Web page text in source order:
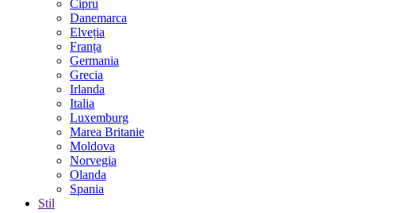
Cipru
Danemarca
Elveția
Franța
Germania
Grecia
Irlanda
Italia
Luxemburg
Marea Britanie
Moldova
Norvegia
Olanda
Spania
Stil